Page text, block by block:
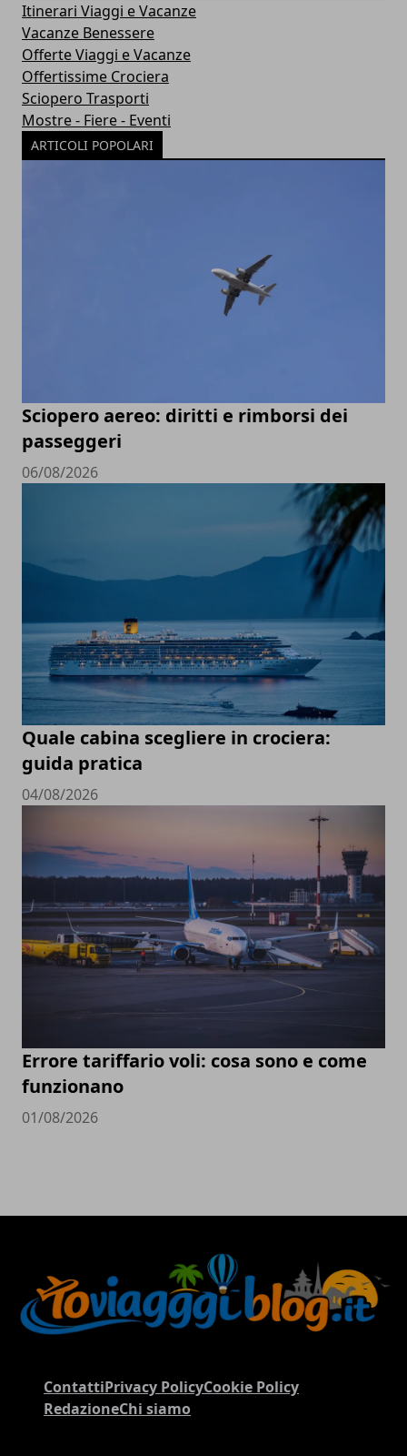
Itinerari Viaggi e Vacanze
Vacanze Benessere
Offerte Viaggi e Vacanze
Offertissime Crociera
Sciopero Trasporti
Mostre - Fiere - Eventi
ARTICOLI POPOLARI
Sciopero aereo: diritti e rimborsi dei
passeggeri
06/08/2026
Quale cabina scegliere in crociera:
guida pratica
04/08/2026
Errore tariffario voli: cosa sono e come
funzionano
01/08/2026
ContattiPrivacy PolicyCookie Policy
RedazioneChi siamo